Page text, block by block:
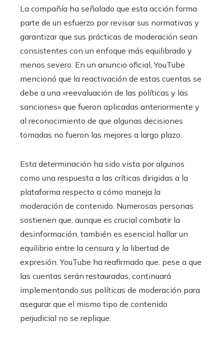
La compañía ha señalado que esta acción forma
parte de un esfuerzo por revisar sus normativas y
garantizar que sus prácticas de moderación sean
consistentes con un enfoque más equilibrado y
menos severo. En un anuncio oficial, YouTube
mencionó que la reactivación de estas cuentas se
debe a una «reevaluación de las políticas y las
sanciones» que fueron aplicadas anteriormente y
al reconocimiento de que algunas decisiones
tomadas no fueron las mejores a largo plazo.
Esta determinación ha sido vista por algunos
como una respuesta a las críticas dirigidas a la
plataforma respecto a cómo maneja la
moderación de contenido. Numerosas personas
sostienen que, aunque es crucial combatir la
desinformación, también es esencial hallar un
equilibrio entre la censura y la libertad de
expresión. YouTube ha reafirmado que, pese a que
las cuentas serán restauradas, continuará
implementando sus políticas de moderación para
asegurar que el mismo tipo de contenido
perjudicial no se replique.